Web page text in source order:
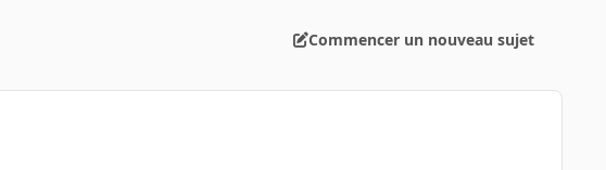
Commencer un nouveau sujet